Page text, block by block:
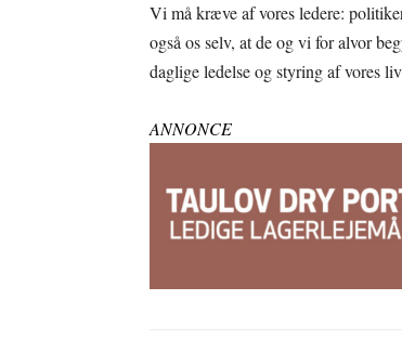
Vi må kræve af vores ledere:
også os selv, at de og vi for alvor
daglige ledelse og styring af vores
ANNONCE